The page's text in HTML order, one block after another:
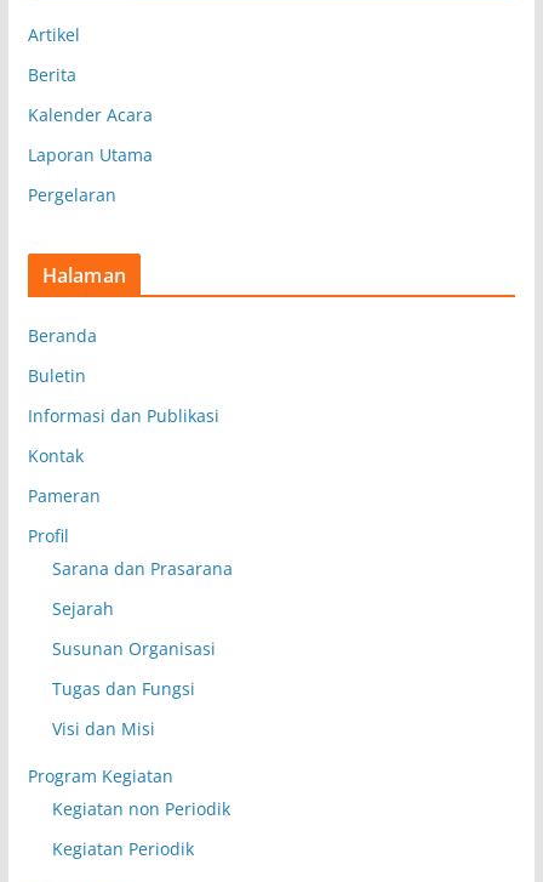
Artikel
Berita
Kalender Acara
Laporan Utama
Pergelaran
Halaman
Beranda
Buletin
Informasi dan Publikasi
Kontak
Pameran
Profil
Sarana dan Prasarana
Sejarah
Susunan Organisasi
Tugas dan Fungsi
Visi dan Misi
Program Kegiatan
Kegiatan non Periodik
Kegiatan Periodik